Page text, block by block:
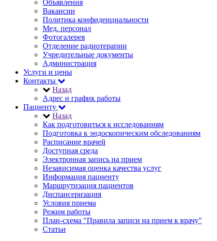
Объявления
Вакансии
Политика конфиденциальности
Мед. персонал
Фотогалерея
Отделение радиотерапии
Учредительные документы
Администрация
Услуги и цены
Контакты
Назад
Адрес и график работы
Пациенту
Назад
Как подготовиться к исследованиям
Подготовка к эндоскопическим обследованиям
Расписание врачей
Доступная среда
Электронная запись на прием
Независимая оценка качества услуг
Информация пациенту
Маршрутизация пациентов
Диспансеризация
Условия приема
Режим работы
План-схема "Правила записи на прием к врачу"
Статьи